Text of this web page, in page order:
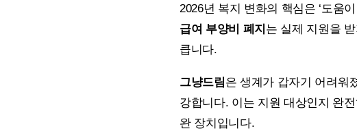
2026년 복지 변화의 핵심은 ‘도움
급여 부양비 폐지 는 실제 지원을
큽니다.
그냥드림은 생계가 갑자기 어려워
강합니다. 이는 지원 대상인지 완
완 장치입니다.